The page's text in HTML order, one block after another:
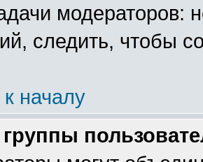
модераторов:
следить, чтобы
началу
группы